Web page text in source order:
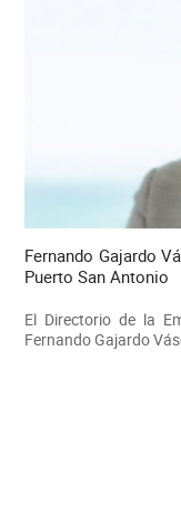
Fernando Gajardo
Puerto San Antonio
El Directorio de la
Fernando Gajardo